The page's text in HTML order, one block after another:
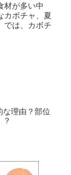
材が多い中
カボチャ、夏
では、カボチ
な理由？部位